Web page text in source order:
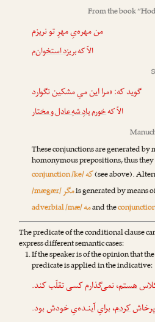
From the book “
من مهره‌یِ مهرِ تو نریزم
الاّ کهبریزد استخوان‌م
گوید که: «مرا این میِ مشکین نگوارد
الاّ کهخورم یادِ شهِ عادل و مختار
These conjunctions are generated
homonymous prepositions, thus
conjunction /ke/که(see above).
/mægær/مگرis generated by means
adverbial /mæ/مهand the
The predicate of the conditional clause
express different semantic cases:
If the speaker is of the opinion that
predicate is applied in the indicative:
هستم، نمی‌گذارم کسی تقلّب کند.
پرخاشکردم، برایِ آینـده‌یِ خودش بود.